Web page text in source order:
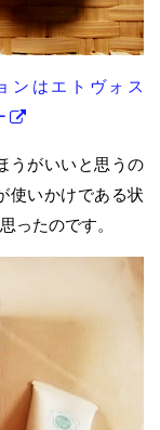
ンはエトヴォス
うがいいと思うの
使いかけである状
ったのです。